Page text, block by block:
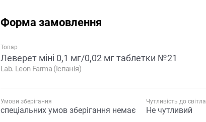
Форма замовлення
Товар
Леверет міні 0,1 мг/0,02 мг таблетки №21
Lab. Leon Farma (Іспанія)
Умови зберігання
спеціальних умов зберігання немає
Чутливість до світла
Не чутливий